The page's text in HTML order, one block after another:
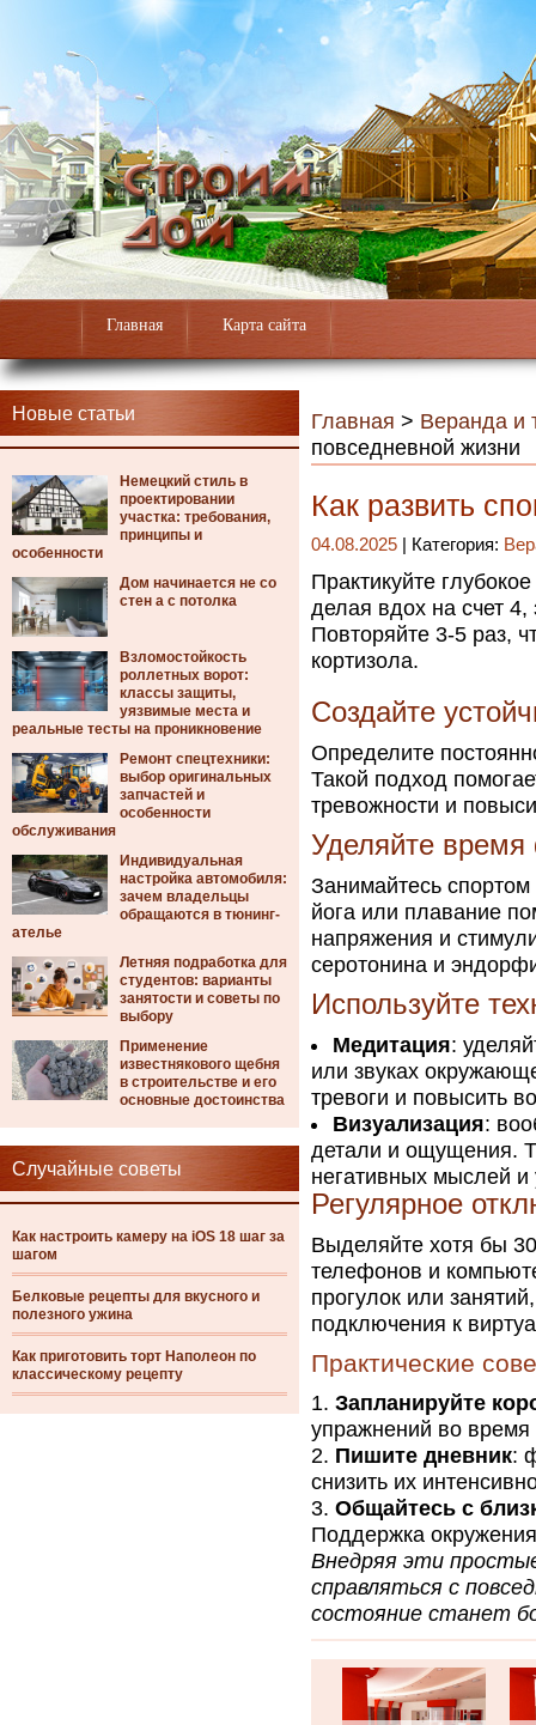
Главная Карта сайта
Новые статьи
Немецкий стиль в
проектировании
участка: требования,
принципы и
особенности
Дом начинается не со
стен а с потолка
Взломостойкость
роллетных ворот:
классы защиты,
уязвимые места и
реальные тесты на проникновение
Ремонт спецтехники:
выбор оригинальных
запчастей и
особенности
обслуживания
Индивидуальная
настройка автомобиля:
зачем владельцы
обращаются в тюнинг-
ателье
Летняя подработка для
студентов: варианты
занятости и советы по
выбору
Применение
известнякового щебня
в строительстве и его
основные достоинства
Случайные советы
Как настроить камеру на iOS 18 шаг за
шагом
Белковые рецепты для вкусного и
полезного ужина
Как приготовить торт Наполеон по
классическому рецепту
Главная > Веранда и
повседневной жизни
Как развить
04.08.2025 | Категория:
Практикуйте
делая вдох на счет
Повторяйте 3-5 раз,
кортизола.
Создайте
Определите
Такой подход
тревожности и
Уделяйте
Занимайтесь
йога или плавание
напряжения и
серотонина и
Используйте
Медитация:
или звуках
тревоги и повысить
Визуализация:
детали и ощущения.
негативных мыслей и
Регулярное
Выделяйте хотя бы
телефонов и
прогулок или
подключения к
Практические
Запланируйте
упражнений во время
Пишите дневник:
снизить их
Общайтесь с
Поддержка
Внедряя эти
справляться с
состояние станет